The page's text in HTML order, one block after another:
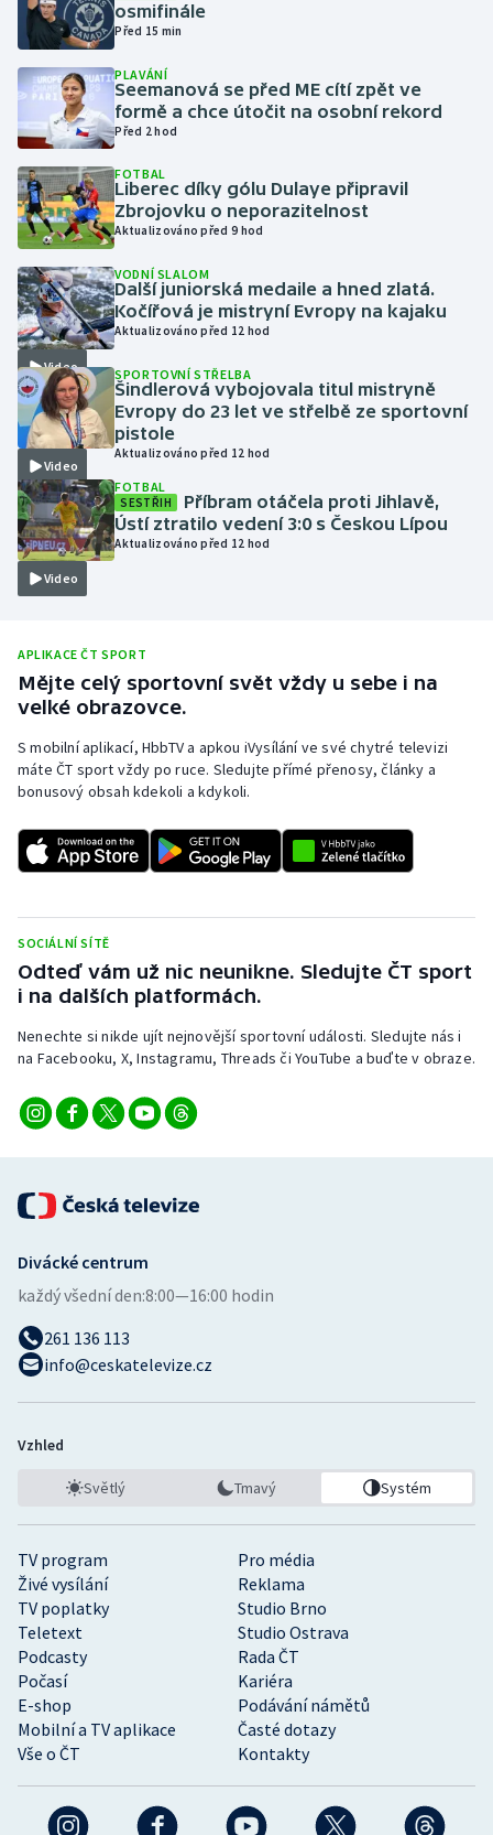
Jezdectví
Judo
Krasobruslení
Lezení
Lyže a snowboard
Moderní pětiboj
Motorsport
Olympijské hry
Parasport
Plavání
Plážový volejbal
Ragby
Rychlobruslení
Rychlostní kanoistika
Short track
Stolní tenis
Triatlon
Veslování
Ostatní
osmifinále
Před 15 min
PLAVÁNÍ
Seemanová se před ME cítí zpět ve
formě a chce útočit na osobní rekord
Před 2 hod
FOTBAL
Liberec díky gólu Dulaye připravil
Zbrojovku o neporazitelnost
Aktualizováno před 9 hod
Video
VODNÍ SLALOM
Další juniorská medaile a hned zlatá.
Kočířová je mistryní Evropy na kajaku
Aktualizováno před 12 hod
Video
SPORTOVNÍ STŘELBA
Šindlerová vybojovala titul mistryně
Evropy do 23 let ve střelbě ze sportovní
pistole
Aktualizováno před 12 hod
Video
FOTBAL
SESTŘIH
Příbram otáčela proti Jihlavě,
Ústí ztratilo vedení 3:0 s Českou Lípou
Aktualizováno před 12 hod
APLIKACE ČT SPORT
Mějte celý sportovní svět vždy u sebe i na
velké obrazovce.
S mobilní aplikací, HbbTV a apkou iVysílání ve své chytré televizi
máte ČT sport vždy po ruce. Sledujte přímé přenosy, články a
bonusový obsah kdekoli a kdykoli.
SOCIÁLNÍ SÍTĚ
Odteď vám už nic neunikne. Sledujte ČT sport
i na dalších platformách.
Nenechte si nikde ujít nejnovější sportovní události. Sledujte nás i
na Facebooku, X, Instagramu, Threads či YouTube a buďte v obraze.
TV program
Pro média
Živé vysílání
Reklama
TV poplatky
Studio Brno
Teletext
Studio Ostrava
Podcasty
Rada ČT
Počasí
Kariéra
E-shop
Podávání námětů
Mobilní a TV aplikace
Časté dotazy
Vše o ČT
Kontakty
Divácké centrum
každý všední den:8:00—16:00 hodin
261 136 113
info@ceskatelevize.cz
Vzhled
Světlý Tmavý Systém